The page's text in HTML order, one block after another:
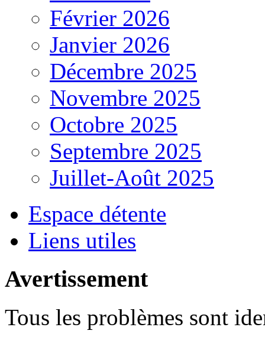
Février 2026
Janvier 2026
Décembre 2025
Novembre 2025
Octobre 2025
Septembre 2025
Juillet-Août 2025
Espace détente
Liens utiles
Avertissement
Tous les problèmes sont